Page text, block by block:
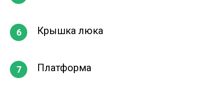
Крышка люка
Платформа